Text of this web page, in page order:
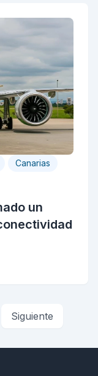
Canarias
un
Siguiente